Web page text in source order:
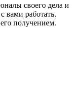
своего дела и
работать.
получением.